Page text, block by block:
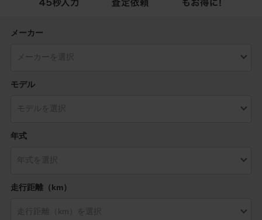
メーカー
モデル
年式
走行距離（km）